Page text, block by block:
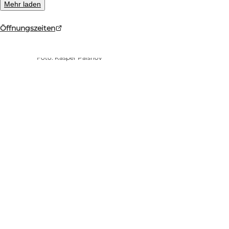
Mehr laden
Öffnungszeiten
Foto: Kasper Palsnov